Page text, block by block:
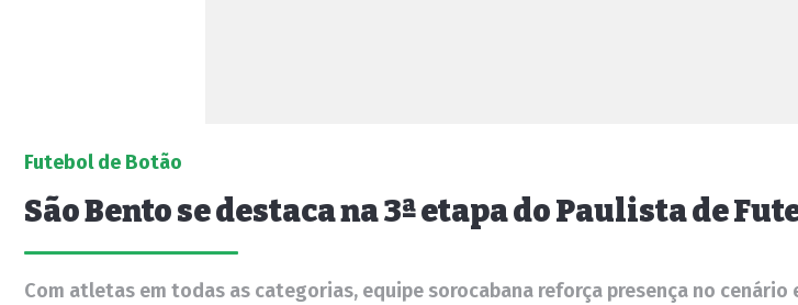
Futebol de Botão
São Bento se destaca na 3ª etapa do Paulista de
Com atletas em todas as categorias, equipe sorocabana reforça presença no